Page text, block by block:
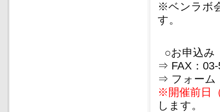
※ベンラボ
す。
○お申込み
⇒ FAX：03-
⇒ フォーム
※開催前日
します。